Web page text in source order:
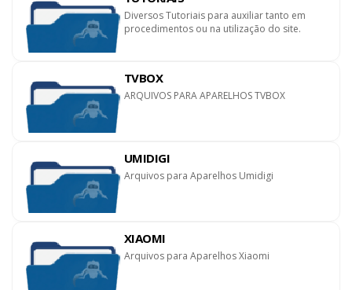
Diversos Tutoriais para auxiliar tanto em
procedimentos ou na utilização do site.
TVBOX
ARQUIVOS PARA APARELHOS TVBOX
UMIDIGI
Arquivos para Aparelhos Umidigi
XIAOMI
Arquivos para Aparelhos Xiaomi